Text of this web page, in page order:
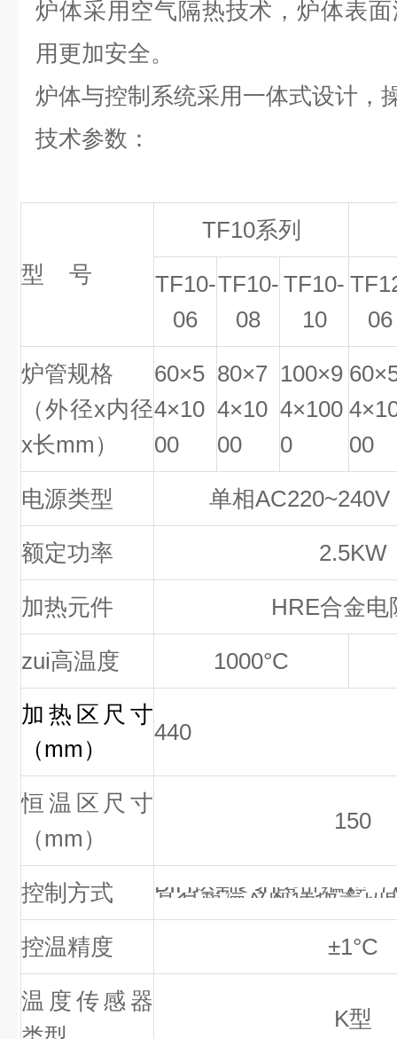
炉体采用空气隔热技术，炉体表
用更加安全。
炉体与控制系统采用一体式设计，
技术参数：
型 号
TF10系列
TF10-
06
TF10-
08
TF10-
10
06
炉管规格
（外径x内径
x长mm ）
60×5
4×10
00
80×7
4×10
00
100×9
4×100
0
60×
4×
00
电源类型 单相AC220~240V
额定功率 2.5KW
加热元件 HRE合金电
zui高温度 1000°C
加热区尺寸
（mm）
440
恒温区尺寸
（mm）
150
控制方式 PID控制≤30段可编程
具有超温及断偶报警功
控温精度
±1°C
温度传感器
K型